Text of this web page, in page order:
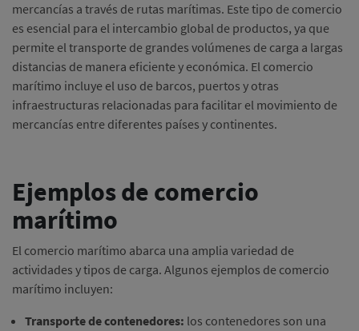
mercancías a través de rutas marítimas. Este tipo de comercio
es esencial para el intercambio global de productos, ya que
permite el transporte de grandes volúmenes de carga a largas
distancias de manera eficiente y económica. El comercio
marítimo incluye el uso de barcos, puertos y otras
infraestructuras relacionadas para facilitar el movimiento de
mercancías entre diferentes países y continentes.
Ejemplos de comercio
marítimo
El comercio marítimo abarca una amplia variedad de
actividades y tipos de carga. Algunos ejemplos de comercio
marítimo incluyen:
Transporte de contenedores: los contenedores son una